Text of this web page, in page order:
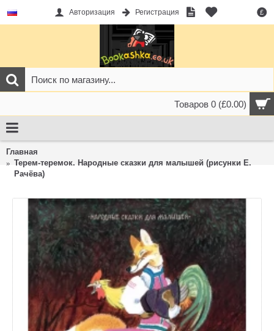
£
Авторизация Регистрация
Товаров 0 (£0.00)
Главная
Терем-теремок. Народные сказки для малышей (рисунки Е.
Рачёва)